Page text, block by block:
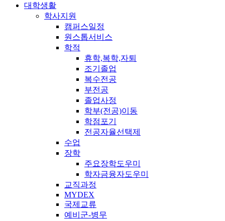
대학생활
학사지원
캠퍼스일정
원스톱서비스
학적
휴학,복학,자퇴
조기졸업
복수전공
부전공
졸업사정
학부(전공)이동
학점포기
전공자율선택제
수업
장학
주요장학도우미
학자금융자도우미
교직과정
MYDEX
국제교류
예비군-병무